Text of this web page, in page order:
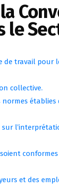
le
de travail pour
collective.
normes
et des